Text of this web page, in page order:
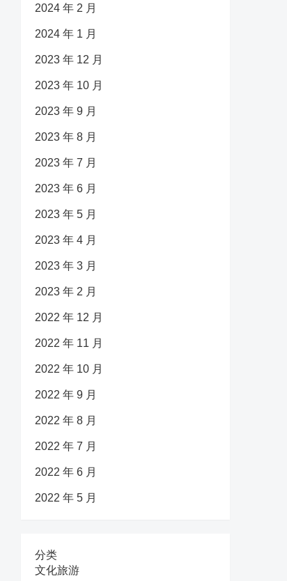
2024 年 2 月
2024 年 1 月
2023 年 12 月
2023 年 10 月
2023 年 9 月
2023 年 8 月
2023 年 7 月
2023 年 6 月
2023 年 5 月
2023 年 4 月
2023 年 3 月
2023 年 2 月
2022 年 12 月
2022 年 11 月
2022 年 10 月
2022 年 9 月
2022 年 8 月
2022 年 7 月
2022 年 6 月
2022 年 5 月
分类
文化旅游